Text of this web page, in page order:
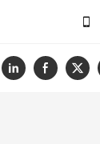
BLOG VÍDEO